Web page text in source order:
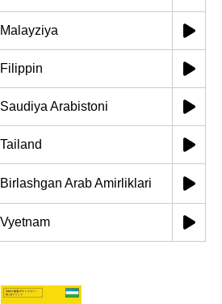
Malayziya
Filippin
Saudiya Arabistoni
Tailand
Birlashgan Arab Amirliklari
Vyetnam